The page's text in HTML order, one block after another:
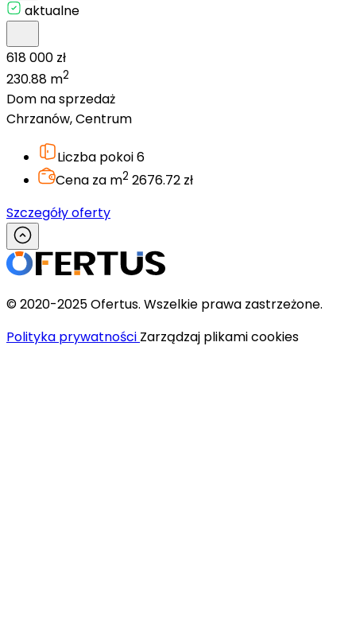
aktualne
618 000 zł
230.88 m2
Dom na sprzedaż
Chrzanów, Centrum
Liczba pokoi6
Cena za m2 2676.72 zł
Szczegóły oferty
© 2020-2025 Ofertus. Wszelkie prawa zastrzeżone.
Polityka prywatności Zarządzaj plikami cookies